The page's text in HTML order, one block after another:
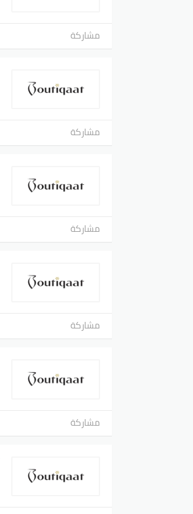
مشاركة
مشاركة
مشاركة
مشاركة
مشاركة